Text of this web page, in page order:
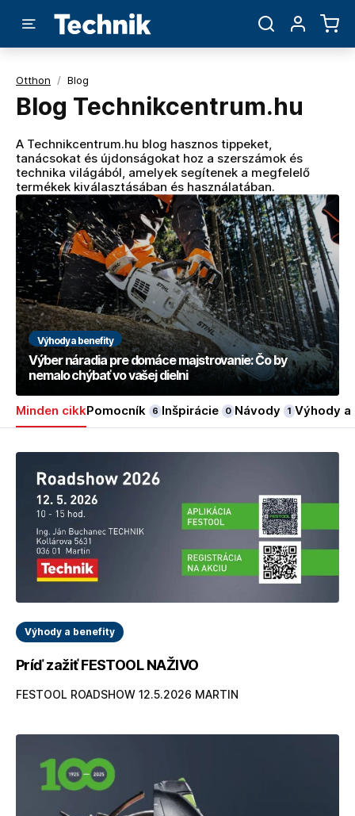
Otthon / Blog
Blog Technikcentrum.hu
A Technikcentrum.hu blog hasznos tippeket,
tanácsokat és újdonságokat hoz a szerszámok és
technika világából, amelyek segítenek a megfelelő
termékek kiválasztásában és használatában.
Výhody a benefity
Výber náradia pre domáce majstrovanie: Čo by
nemalo chýbať vo vašej dielni
Minden cikkPomocník 6 Inšpirácie 0 Návody 1 Výhody a
Výhody a benefity
Príď zažiť FESTOOL NAŽIVO
FESTOOL ROADSHOW 12.5.2026 MARTIN